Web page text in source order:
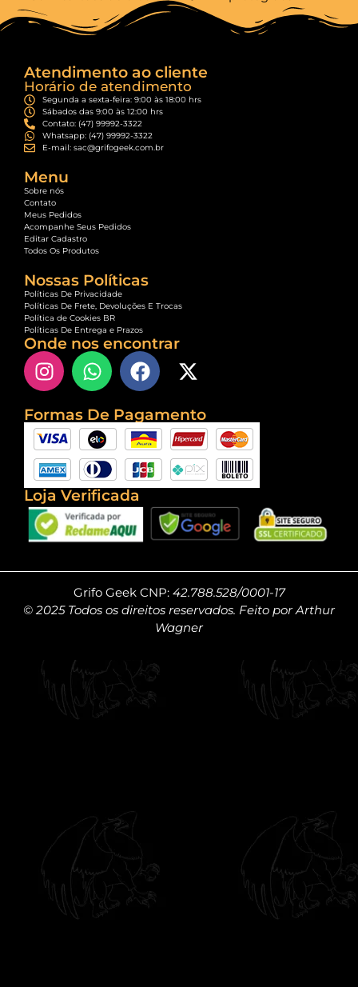
Atendimento ao cliente
Horário de atendimento
Segunda a sexta-feira: 9:00 às 18:00 hrs
Sábados das 9:00 às 12:00 hrs
Contato: (47) 99992-3322
Whatsapp: (47) 99992-3322
E-mail: sac@grifogeek.com.br
Menu
Sobre nós
Contato
Meus Pedidos
Acompanhe Seus Pedidos
Editar Cadastro
Todos Os Produtos
Nossas Políticas
Políticas De Privacidade
Políticas De Frete, Devoluções E Trocas
Política de Cookies BR
Políticas De Entrega e Prazos
Onde nos encontrar
Formas De Pagamento
Loja Verificada
Grifo Geek CNP: 42.788.528/0001-17
© 2025 Todos os direitos reservados. Feito por Arthur
Wagner